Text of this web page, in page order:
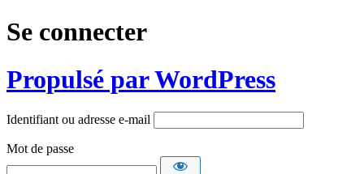
Se connecter
Propulsé par WordPress
Identifiant ou adresse e-mail
Mot de passe